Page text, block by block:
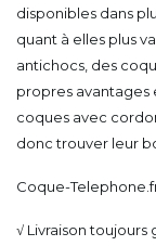
disponibles dans
quant à elles plus
antichocs, des
propres avantages
coques avec
donc trouver leur
Coque-
√ Livraison toujours